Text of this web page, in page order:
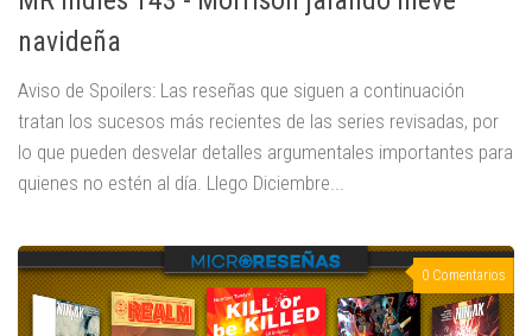
navideña
Aviso de Spoilers: Las reseñas que siguen a continuación
tratan los sucesos más recientes de las series revisadas, por
lo que pueden desvelar detalles argumentales importantes para
quienes no estén al día. Llego Diciembre...
0 Comentarios